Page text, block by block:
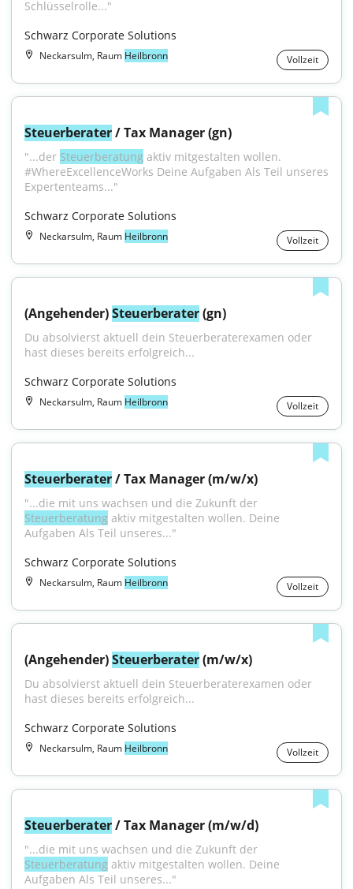
Schlüsselrolle..."
Schwarz Corporate Solutions
Neckarsulm, Raum Heilbronn Vollzeit
Steuerberater / Tax Manager (gn)
"...der Steuerberatung aktiv mitgestalten wollen.
#WhereExcellenceWorks Deine Aufgaben Als Teil unseres
Expertenteams..."
Schwarz Corporate Solutions
Neckarsulm, Raum Heilbronn Vollzeit
(Angehender) Steuerberater (gn)
Du absolvierst aktuell dein Steuerberaterexamen oder
hast dieses bereits erfolgreich...
Schwarz Corporate Solutions
Neckarsulm, Raum Heilbronn Vollzeit
Steuerberater / Tax Manager (m/w/x)
Steuerberatung aktiv mitgestalten wollen. Deine
Aufgaben Als Teil unseres..."
Schwarz Corporate Solutions
Neckarsulm, Raum Heilbronn Vollzeit
(Angehender) Steuerberater (m/w/x)
Du absolvierst aktuell dein Steuerberaterexamen oder
hast dieses bereits erfolgreich...
Schwarz Corporate Solutions
Neckarsulm, Raum Heilbronn Vollzeit
Steuerberater / Tax Manager (m/w/d)
Steuerberatung aktiv mitgestalten wollen. Deine
Aufgaben Als Teil unseres..."